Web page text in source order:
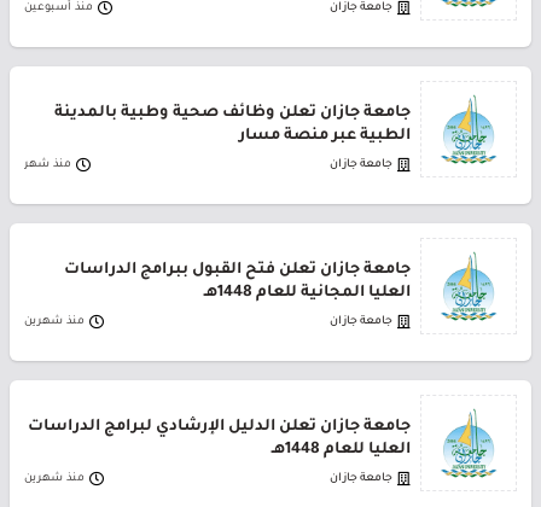
جامعة جازان منذ أسبوعين
جامعة جازان تعلن وظائف صحية وطبية بالمدينة
الطبية عبر منصة مسار
جامعة جازان منذ شهر
جامعة جازان تعلن فتح القبول ببرامج الدراسات
العليا المجانية للعام 1448هـ
جامعة جازان منذ شهرين
جامعة جازان تعلن الدليل الإرشادي لبرامج الدراسات
العليا للعام 1448هـ
جامعة جازان منذ شهرين